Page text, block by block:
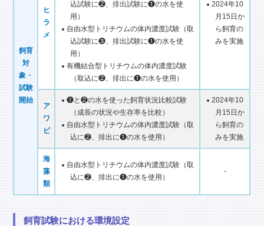
飼育
対
象・
試験
開始
ヒ
ラ
メ
込試験に❷、排出試験に❶の水を使
用）
自由水型トリチウムの体内濃度試験（取
込試験に❸、排出試験に❶の水を使
用）
有機結合型トリチウムの体内濃度試験
（取込に❷、排出に❶の水を使用）
2024年10
月15日か
ら飼育の
みを実施
ア
ワ
ビ
❶と❷の水を使った飼育状況比較試験
（成長の状況や生存率を比較）
自由水型トリチウムの体内濃度試験（取
込に❷、排出に❶の水を使用）
2024年10
月15日か
ら飼育の
みを実施
海
藻
類
自由水型トリチウムの体内濃度試験（取
込に❷、排出に❶の水を使用）
-
飼育試験における環境設定